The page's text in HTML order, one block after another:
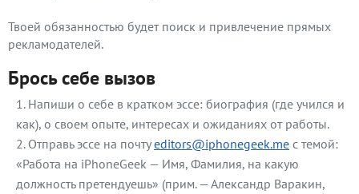
Твоей обязанностью будет поиск и привлечение прямых
рекламодателей.
Брось себе вызов
Напиши о себе в кратком эссе: биография (где учился и
как), о своем опыте, интересах и ожиданиях от работы.
Отправь эссе на почтуeditors@iphonegeek.me с темой:
«Работа на iPhoneGeek — Имя, Фамилия, на какую
должность претендуешь» (прим. — Александр Варакин,